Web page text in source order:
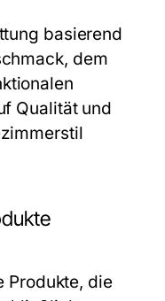
basierend
dem
Qualität und
Produkte, die